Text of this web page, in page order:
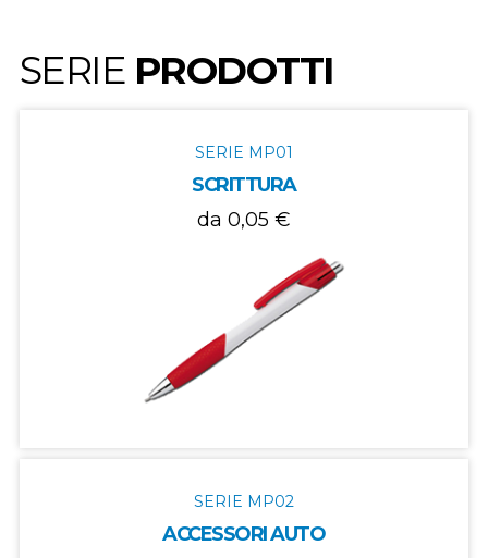
SERIE PRODOTTI
SERIE MP01
SCRITTURA
da 0,05 €
SERIE MP02
ACCESSORI AUTO